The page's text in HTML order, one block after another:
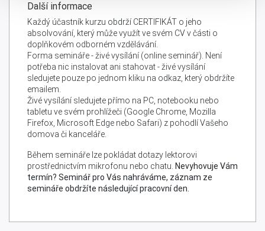
Další informace
Každý účastník kurzu obdrží CERTIFIKÁT o jeho
absolvování, který může využít ve svém CV v části o
doplňkovém odborném vzdělávání.
Forma semináře - živé vysílání (online seminář). Není
potřeba nic instalovat ani stahovat - živé vysílání
sledujete pouze po jednom kliku na odkaz, který obdržíte
emailem.
Živé vysílání sledujete přímo na PC, notebooku nebo
tabletu ve svém prohlížeči (Google Chrome, Mozilla
Firefox, Microsoft Edge nebo Safari) z pohodlí Vašeho
domova či kanceláře.
Během semináře lze pokládat dotazy lektorovi
prostřednictvím mikrofonu nebo chatu. Nevyhovuje Vám
termín? Seminář pro Vás nahráváme, záznam ze
semináře obdržíte následující pracovní den.